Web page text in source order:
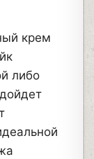
крем
либо